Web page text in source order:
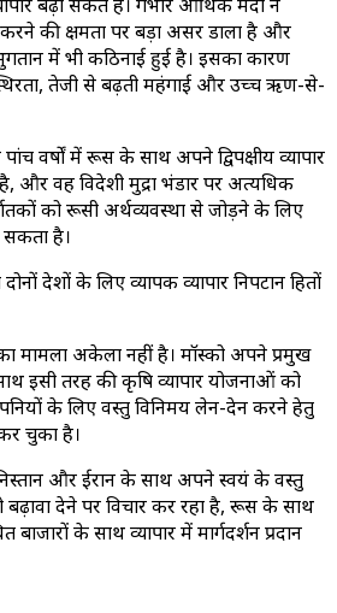
करने की क्षमता पर बड़ा असर डाला है और
में भी कठिनाई हुई है। इसका कारण
तेजी से बढ़ती महंगाई और उच्च ऋण-से-
वर्षों में रूस के साथ अपने द्विपक्षीय व्यापार
और वह विदेशी मुद्रा भंडार पर अत्यधिक
को रूसी अर्थव्यवस्था से जोड़ने के लिए
सकता है।
देशों के लिए व्यापक व्यापार निपटान हितों
मामला अकेला नहीं है। मॉस्को अपने प्रमुख
इसी तरह की कृषि व्यापार योजनाओं को
के लिए वस्तु विनिमय लेन-देन करने हेतु
चुका है।
और ईरान के साथ अपने स्वयं के वस्तु
बढ़ावा देने पर विचार कर रहा है, रूस के साथ
के साथ व्यापार में मार्गदर्शन प्रदान